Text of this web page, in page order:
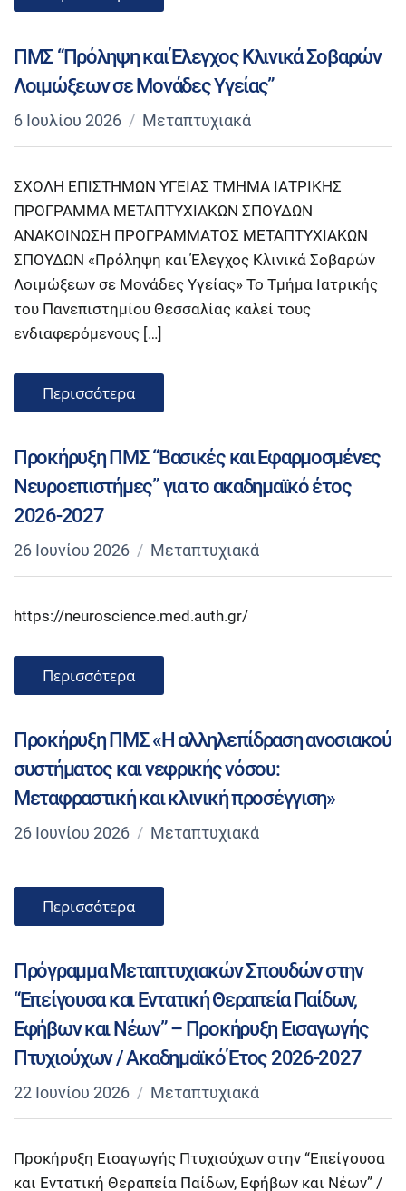
ΠΜΣ “Πρόληψη και Έλεγχος Κλινικά Σοβαρών
Λοιμώξεων σε Μονάδες Υγείας”
6 Ιουλίου 2026 Μεταπτυχιακά
ΣΧΟΛΗ ΕΠΙΣΤΗΜΩΝ ΥΓΕΙΑΣ ΤΜΗΜΑ ΙΑΤΡΙΚΗΣ
ΠΡΟΓΡΑΜΜΑ ΜΕΤΑΠΤΥΧΙΑΚΩΝ ΣΠΟΥΔΩΝ
ΑΝΑΚΟΙΝΩΣΗ ΠΡΟΓΡΑΜΜΑΤΟΣ ΜΕΤΑΠΤΥΧΙΑΚΩΝ
ΣΠΟΥΔΩΝ «Πρόληψη και Έλεγχος Κλινικά Σοβαρών
Λοιμώξεων σε Μονάδες Υγείας» Το Τμήμα Ιατρικής
του Πανεπιστημίου Θεσσαλίας καλεί τους
ενδιαφερόμενους […]
Περισσότερα
Προκήρυξη ΠΜΣ “Βασικές και Εφαρμοσμένες
Νευροεπιστήμες” για το ακαδημαϊκό έτος
2026-2027
26 Ιουνίου 2026 Μεταπτυχιακά
https://neuroscience.med.auth.gr/
Περισσότερα
Προκήρυξη ΠΜΣ «Η αλληλεπίδραση ανοσιακού
συστήματος και νεφρικής νόσου:
Μεταφραστική και κλινική προσέγγιση»
26 Ιουνίου 2026 Μεταπτυχιακά
Περισσότερα
Πρόγραμμα Μεταπτυχιακών Σπουδών στην
“Επείγουσα και Εντατική Θεραπεία Παίδων,
Εφήβων και Νέων” – Προκήρυξη Εισαγωγής
Πτυχιούχων / Ακαδημαϊκό Έτος 2026-2027
22 Ιουνίου 2026 Μεταπτυχιακά
Προκήρυξη Εισαγωγής Πτυχιούχων στην “Επείγουσα
και Εντατική Θεραπεία Παίδων, Εφήβων και Νέων” /